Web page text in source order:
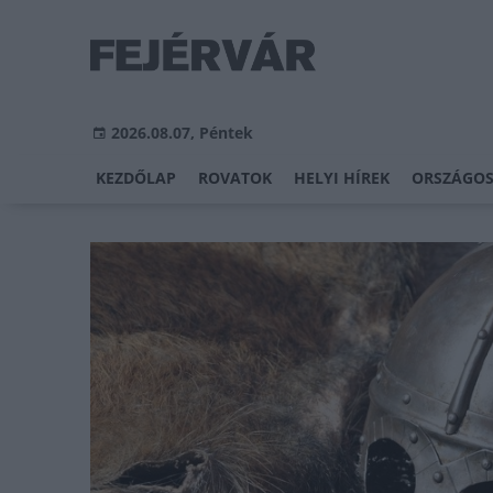
2026.08.07, Péntek
KEZDŐLAP ROVATOK HELYI HÍREK